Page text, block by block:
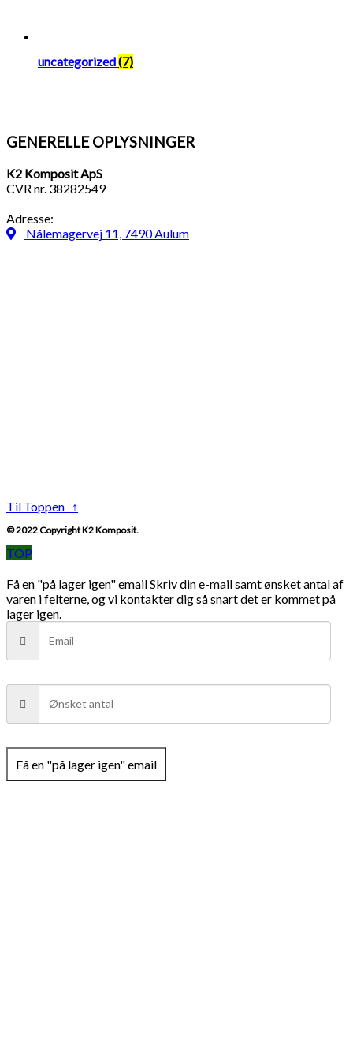
uncategorized(7)
GENERELLE OPLYSNINGER
K2 Komposit ApS
CVR nr. 38282549
Adresse:
Nålemagervej 11, 7490 Aulum
Til Toppen ↑
© 2022 Copyright K2 Komposit.
TOP
Få en "på lager igen" emailSkriv din e-mail samt ønsket antal af
varen i felterne, og vi kontakter dig så snart det er kommet på
lager igen.
Få en "på lager igen" email